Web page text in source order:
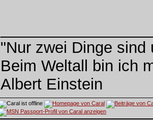
"Nur zwei Dinge
Beim Weltall bin ich
Albert Einstein